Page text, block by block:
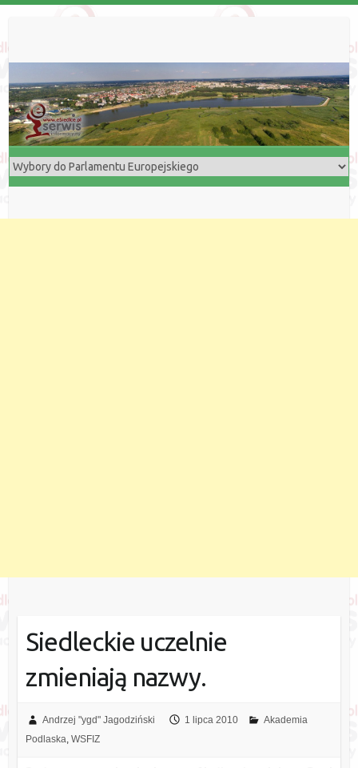
Siedleckie uczelnie
zmieniają nazwy.
Andrzej "ygd" Jagodziński 1 lipca 2010
Akademia
Podlaska, WSFIZ